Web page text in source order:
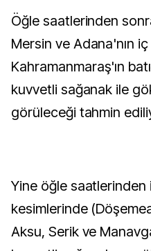
Öğle saatlerinden
Mersin ve Adana'nın
Kahramanmaraş'ın
kuvvetli sağanak ile
görüleceği tahmin
Yine öğle saatlerinden
kesimlerinde
Aksu, Serik ve